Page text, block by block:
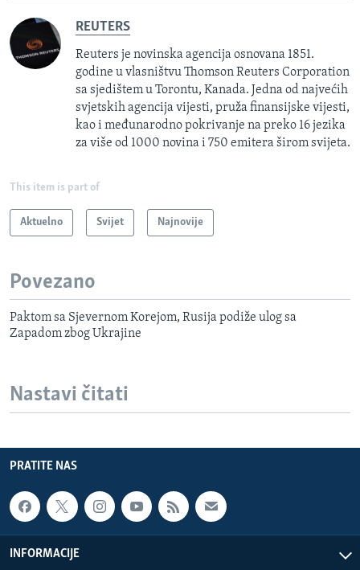
REUTERS
Reuters je novinska agencija osnovana 1851.
godine u vlasništvu Thomson Reuters Corporation
sa sjedištem u Torontu, Kanada. Jedna od najvećih
svjetskih agencija vijesti, pruža finansijske vijesti,
kao i međunarodno pokrivanje na preko 16 jezika
za više od 1000 novina i 750 emitera širom svijeta.
This item is part of
Aktuelno Svijet Najnovije
Povezano
Paktom sa Sjevernom Korejom, Rusija podiže ulog sa
Zapadom zbog Ukrajine
Nastavi čitati
PRATITE NAS
INFORMACIJE